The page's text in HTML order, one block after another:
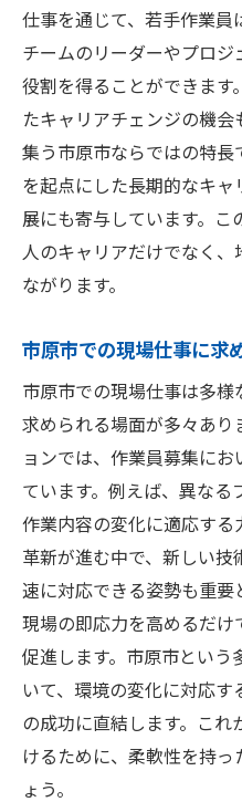
仕事を通じて、若手作業員
チームのリーダーやプロ
役割を得ることができます
たキャリアチェンジの機
集う市原市ならではの特
を起点にした長期的なキ
展にも寄与しています。
人のキャリアだけでなく
ながります。
市原市での現場仕事に求
市原市での現場仕事は多
求められる場面が多々あ
ョンでは、作業員募集に
ています。例えば、異な
作業内容の変化に適応す
革新が進む中で、新しい
速に対応できる姿勢も重要
現場の即応力を高めるだ
促進します。市原市とい
いて、環境の変化に対応
の成功に直結します。こ
けるために、柔軟性を持
ょう。